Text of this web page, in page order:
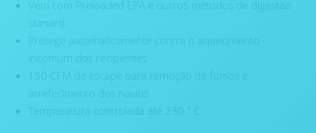
Vem com Preloaded EPA e outros métodos de digestão
stanard
Protege automaticamente contra o aquecimento
incomum dos recipientes
150 CFM de escape para remoção de fumos e
arrefecimento dos navios
Temperatura controlada até 230 ° C